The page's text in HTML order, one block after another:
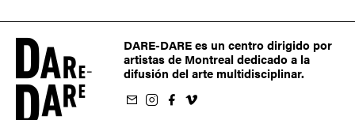
DARE-DARE es un centro dirigido por
artistas de Montreal dedicado a la
difusión del arte multidisciplinar.
sur Instagram
sur Facebook
nous sur Vimeo